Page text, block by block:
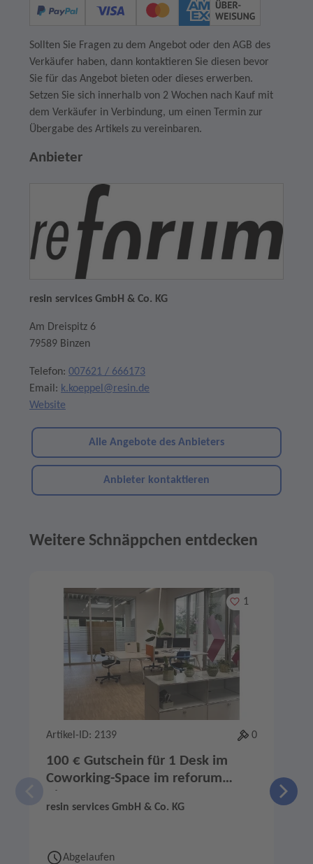
Sollten Sie Fragen zu dem Angebot oder den AGB des
Verkäufer haben, dann kontaktieren Sie diesen bevor
Sie für das Angebot bieten oder dieses erwerben.
Setzen Sie sich innerhalb von 2 Wochen nach Kauf mit
dem Verkäufer in Verbindung, um einen Termin zur
Übergabe des Artikels zu vereinbaren.
Anbieter
resin services GmbH & Co. KG
Am Dreispitz 6
79589 Binzen
Telefon: 007621 / 666173
Email: k.koeppel@resin.de
Website
Alle Angebote des Anbieters
Anbieter kontaktieren
Weitere Schnäppchen entdecken
Merken
1
Artikel-ID: 2139 0
100 € Gutschein für 1 Desk im
Coworking-Space im reforum
resin services GmbH & Co. KG
Abgelaufen